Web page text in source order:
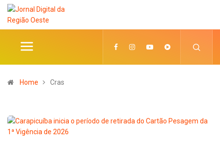
Home Cras